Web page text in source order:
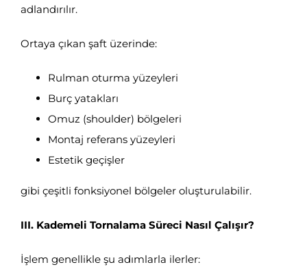
adlandırılır.
Ortaya çıkan şaft üzerinde:
Rulman oturma yüzeyleri
Burç yatakları
Omuz (shoulder) bölgeleri
Montaj referans yüzeyleri
Estetik geçişler
gibi çeşitli fonksiyonel bölgeler oluşturulabilir.
III. Kademeli Tornalama Süreci Nasıl Çalışır?
İşlem genellikle şu adımlarla ilerler: